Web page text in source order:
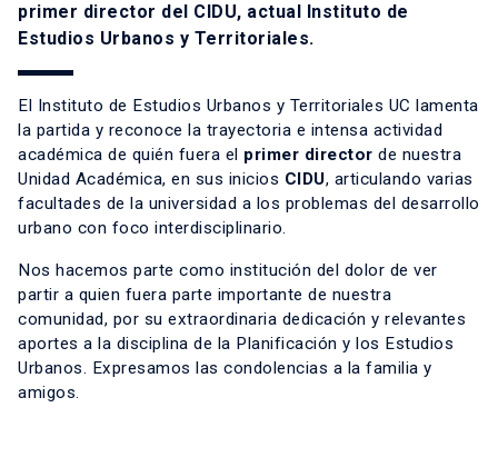
primer director del CIDU, actual Instituto de
Estudios Urbanos y Territoriales.
El Instituto de Estudios Urbanos y Territoriales UC lamenta
la partida y reconoce la trayectoria e intensa actividad
académica de quién fuera el primer director de nuestra
Unidad Académica, en sus inicios CIDU, articulando varias
facultades de la universidad a los problemas del desarrollo
urbano con foco interdisciplinario.
Nos hacemos parte como institución del dolor de ver
partir a quien fuera parte importante de nuestra
comunidad, por su extraordinaria dedicación y relevantes
aportes a la disciplina de la Planificación y los Estudios
Urbanos. Expresamos las condolencias a la familia y
amigos.